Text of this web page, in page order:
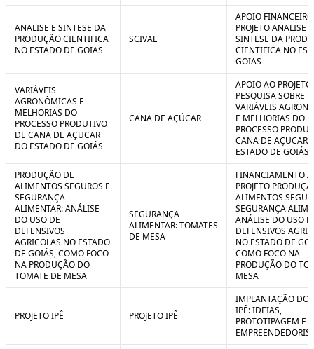
ANALISE E SINTESE DA
PRODUÇÃO CIENTIFICA
NO ESTADO DE GOIAS
SCIVAL
APOIO
PROJETO ANALISE E
SINTESE DA
CIENTIFICA NO
GOIAS
VARIÁVEIS
AGRONÔMICAS E
MELHORIAS DO
PROCESSO PRODUTIVO
DE CANA DE AÇUCAR
DO ESTADO DE GOIÁS
CANA DE AÇÚCAR
APOIO AO
PESQUISA SOBRE
VARIÁVEIS
E MELHORIAS DO
PROCESSO
CANA DE AÇUCAR
ESTADO DE GOIÁS
PRODUÇÃO DE
ALIMENTOS SEGUROS E
SEGURANÇA
ALIMENTAR: ANÁLISE
DO USO DE
DEFENSIVOS
AGRICOLAS NO ESTADO
DE GOIÁS, COMO FOCO
NA PRODUÇÃO DO
TOMATE DE MESA
SEGURANÇA
ALIMENTAR: TOMATES
DE MESA
FINANCIAMENTO
PROJETO
ALIMENTOS
SEGURANÇA
ANÁLISE DO USO
DEFENSIVOS
NO ESTADO DE
COMO FOCO NA
PRODUÇÃO DO
MESA
PROJETO IPÊ PROJETO IPÊ
IMPLANTAÇÃO DO
IPÊ: IDEIAS,
PROTOTIPAGEM E